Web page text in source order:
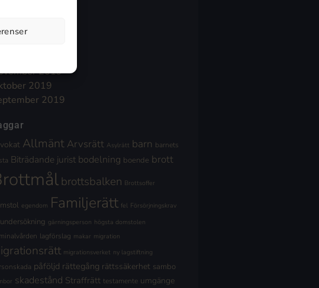
2020
2019
2019
2019
Allmänt Arvsrätt Asylrätt barn barnets
Biträdande jurist bodelning boende brott
brottsbalken Brottsoffer
egendom Familjerätt fel Försörjningskrav
gärningsperson högsta domstolen
lagförslag makar migration
migrationsverket ny lagstiftning
påföljd rättegång rättssäkerhet sambo
skadestånd Straffrätt testamente umgänge